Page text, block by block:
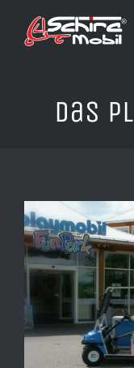
Inhalt
springen
Das
Zeige
grösseres
Bild